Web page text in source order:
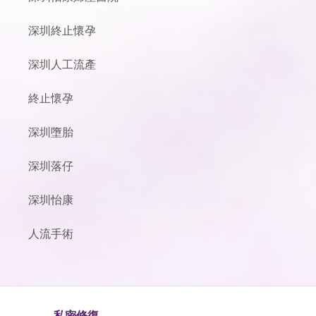
深圳終止懷孕
深圳人工流產
終止懷孕
深圳墮胎
深圳落仔
深圳怡康
人流手術